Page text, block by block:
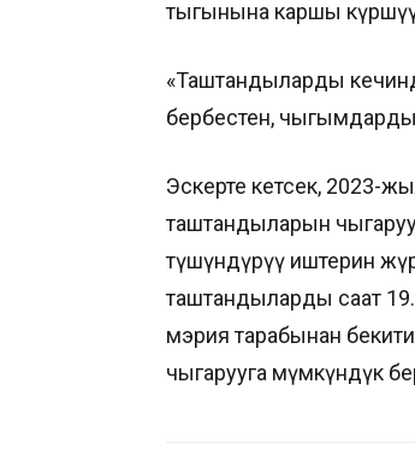
тыгынына каршы
«Таштандыларды
бербестен,
Эскерте кетсек, 2023-
таштандыларын
түшүндүрүү иштерин
таштандыларды саат
мэрия тарабынан
чыгарууга мүмкүндүк